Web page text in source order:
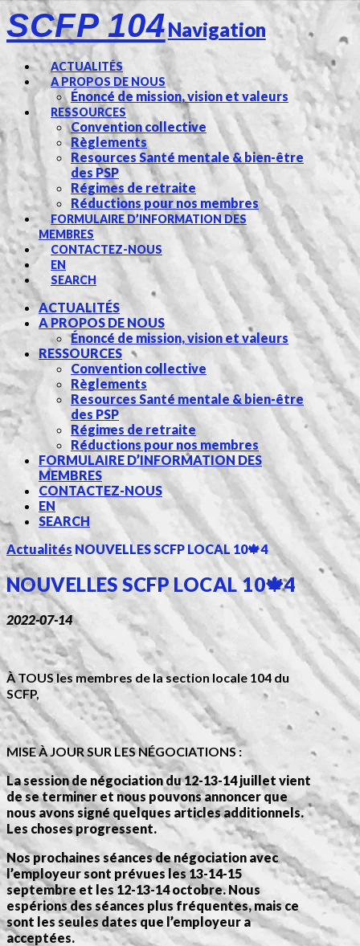
SCFP 104Navigation
ACTUALITÉS
A PROPOS DE NOUS
Énoncé de mission, vision et valeurs
RESSOURCES
Convention collective
Règlements
Resources Santé mentale & bien-être
des PSP
Régimes de retraite
Réductions pour nos membres
FORMULAIRE D’INFORMATION DES
MEMBRES
CONTACTEZ-NOUS
EN
SEARCH
ACTUALITÉS
A PROPOS DE NOUS
Énoncé de mission, vision et valeurs
RESSOURCES
Convention collective
Règlements
Resources Santé mentale & bien-être
des PSP
Régimes de retraite
Réductions pour nos membres
FORMULAIRE D’INFORMATION DES
MEMBRES
CONTACTEZ-NOUS
EN
SEARCH
Actualités NOUVELLES SCFP LOCAL 10🍁4
NOUVELLES SCFP LOCAL 10🍁4
2022-07-14
À TOUS les membres de la section locale 104 du
SCFP,
MISE À JOUR SUR LES NÉGOCIATIONS :
La session de négociation du 12-13-14 juillet vient
de se terminer et nous pouvons annoncer que
nous avons signé quelques articles additionnels.
Les choses progressent.
Nos prochaines séances de négociation avec
l’employeur sont prévues les 13-14-15
septembre et les 12-13-14 octobre. Nous
espérions des séances plus fréquentes, mais ce
sont les seules dates que l’employeur a
acceptées.